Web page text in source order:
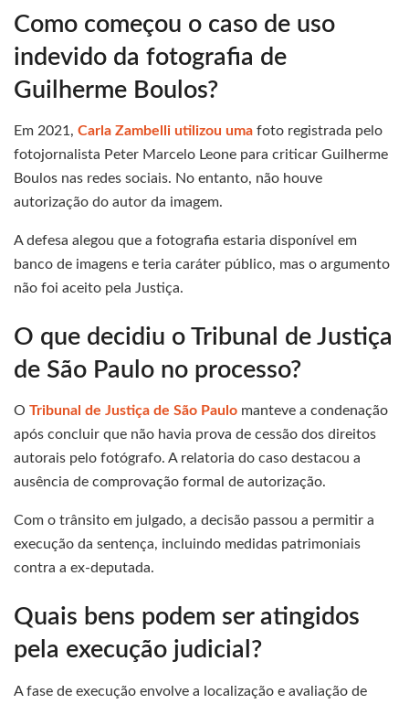
Como começou o caso de uso
indevido da fotografia de
Guilherme Boulos?
Em 2021, Carla Zambelli utilizou uma foto registrada pelo
fotojornalista Peter Marcelo Leone para criticar Guilherme
Boulos nas redes sociais. No entanto, não houve
autorização do autor da imagem.
A defesa alegou que a fotografia estaria disponível em
banco de imagens e teria caráter público, mas o argumento
não foi aceito pela Justiça.
O que decidiu o Tribunal de Justiça
de São Paulo no processo?
O Tribunal de Justiça de São Paulo manteve a condenação
após concluir que não havia prova de cessão dos direitos
autorais pelo fotógrafo. A relatoria do caso destacou a
ausência de comprovação formal de autorização.
Com o trânsito em julgado, a decisão passou a permitir a
execução da sentença, incluindo medidas patrimoniais
contra a ex-deputada.
Quais bens podem ser atingidos
pela execução judicial?
A fase de execução envolve a localização e avaliação de